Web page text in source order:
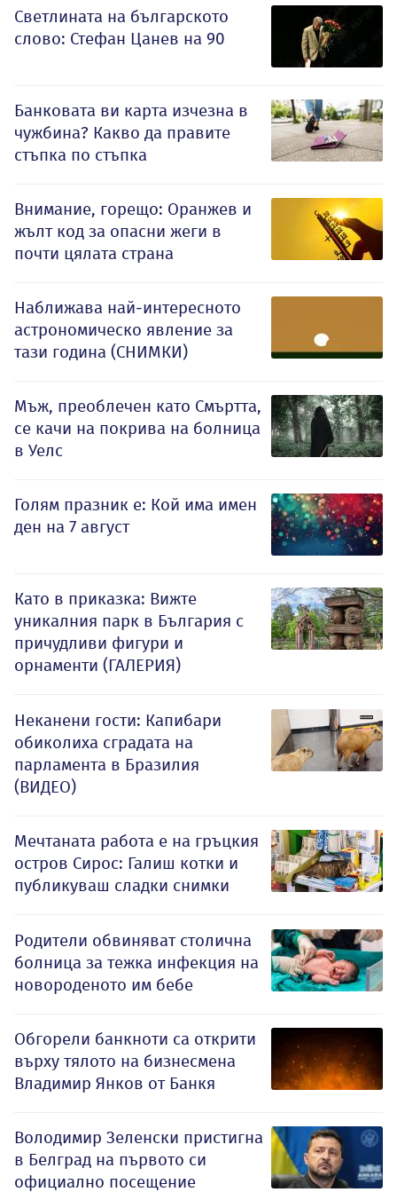
Светлината на българското
слово: Стефан Цанев на 90
Банковата ви карта изчезна в
чужбина? Какво да правите
стъпка по стъпка
Внимание, горещо: Оранжев и
жълт код за опасни жеги в
почти цялата страна
Наближава най-интересното
астрономическо явление за
тази година (СНИМКИ)
Мъж, преоблечен като Смъртта,
се качи на покрива на болница
в Уелс
Голям празник е: Кой има имен
ден на 7 август
Като в приказка: Вижте
уникалния парк в България с
причудливи фигури и
орнаменти (ГАЛЕРИЯ)
Неканени гости: Капибари
обиколиха сградата на
парламента в Бразилия
(ВИДЕО)
Мечтаната работа е на гръцкия
остров Сирос: Галиш котки и
публикуваш сладки снимки
Родители обвиняват столична
болница за тежка инфекция на
новороденото им бебе
Обгорели банкноти са открити
върху тялото на бизнесмена
Владимир Янков от Банкя
Володимир Зеленски пристигна
в Белград на първото си
официално посещение